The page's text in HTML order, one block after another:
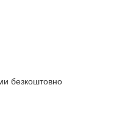
безкоштовно